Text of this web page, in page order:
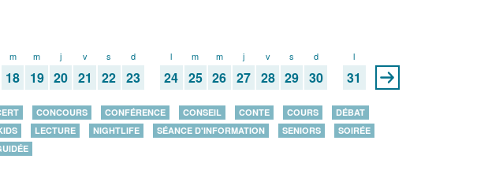
m
18
m
19
j
20
v
21
s
22
d
23
l
24
m
25
m
26
j
27
v
28
s
29
d
30
l
31
CONCOURS CONFÉRENCE CONSEIL CONTE COURS
DÉBAT
LECTURE NIGHTLIFE SÉANCE D'INFORMATION SENIORS
SOIRÉE